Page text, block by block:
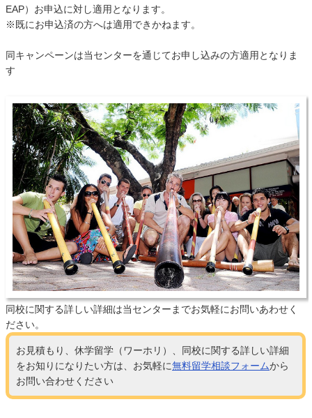
EAP）お申込に対し適用となります。
※既にお申込済の方へは適用できかねます。
同キャンペーンは当センターを通じてお申し込みの方適用となりま
す
同校に関する詳しい詳細は当センターまでお気軽にお問いあわせく
ださい。
お見積もり、休学留学（ワーホリ）、同校に関する詳しい詳細
をお知りになりたい方は、お気軽に無料留学相談フォームから
お問い合わせください